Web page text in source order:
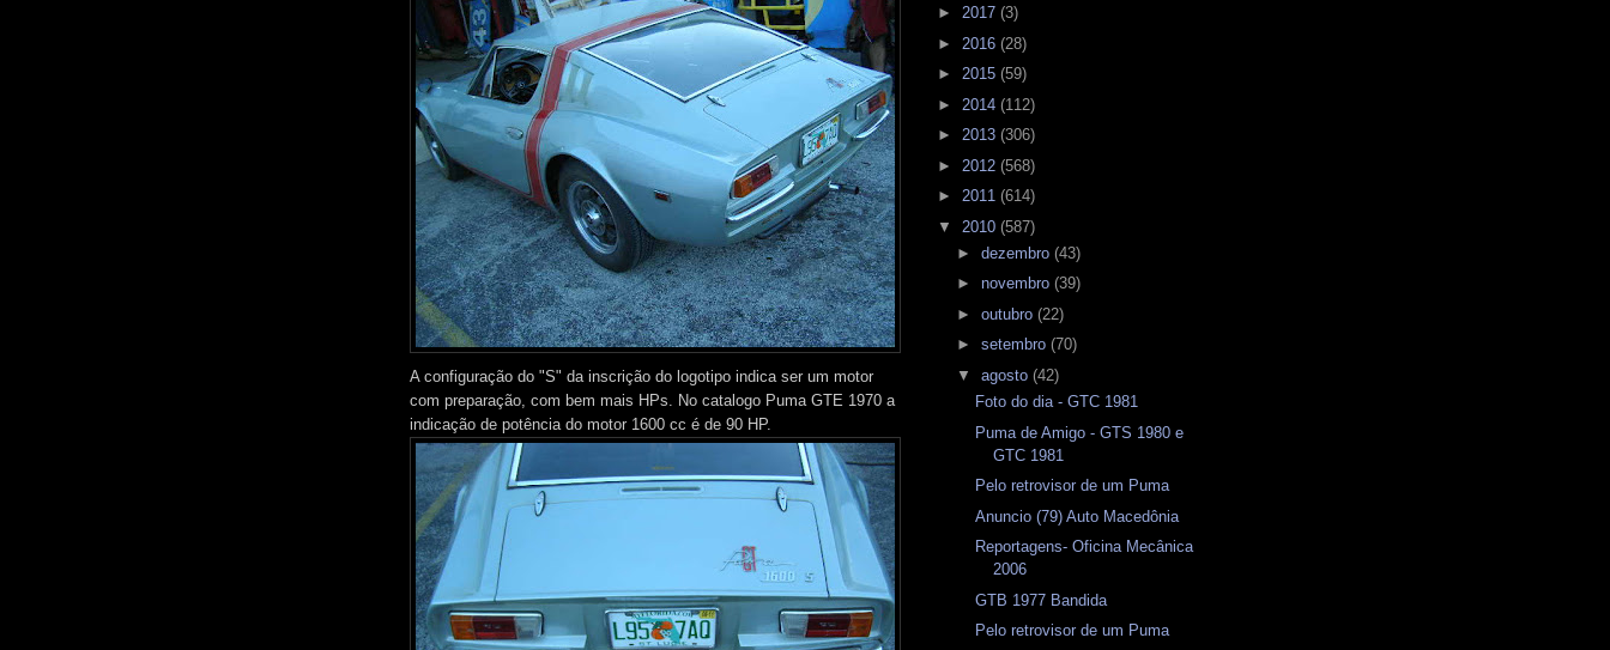
A configuração do "S" da inscrição do logotipo indica ser um motor
com preparação, com bem mais HPs. No catalogo Puma GTE 1970 a
indicação de potência do motor 1600 cc é de 90 HP.
► 2017 (3)
► 2016 (28)
► 2015 (59)
► 2014 (112)
► 2013 (306)
► 2012 (568)
► 2011 (614)
▼ 2010 (587)
► dezembro (43)
► novembro (39)
► outubro (22)
► setembro (70)
▼ agosto (42)
Foto do dia - GTC 1981
Puma de Amigo - GTS 1980 e
GTC 1981
Pelo retrovisor de um Puma
Anuncio (79) Auto Macedônia
Reportagens- Oficina Mecânica
2006
GTB 1977 Bandida
Pelo retrovisor de um Puma